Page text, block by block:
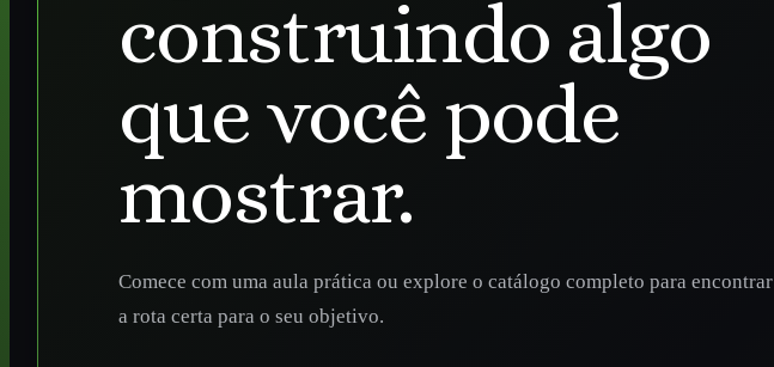
construindo algo
que você pode
mostrar.
Comece com uma aula prática ou explore o catálogo completo para encontrar
a rota certa para o seu objetivo.